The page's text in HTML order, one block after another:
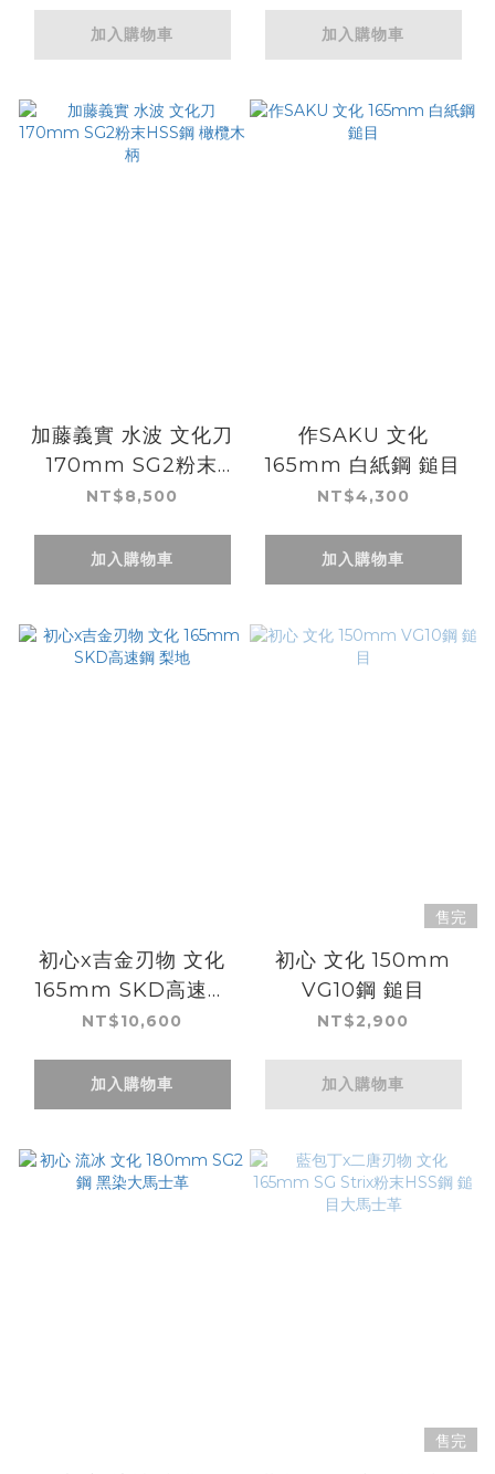
加入購物車 加入購物車
加藤義實 水波 文化刀
170mm SG2粉末
HSS鋼 橄欖木柄
NT$8,500
加入購物車
作SAKU 文化
165mm 白紙鋼 鎚目
NT$4,300
加入購物車
初心x吉金刃物 文化
165mm SKD高速鋼
梨地
NT$10,600
加入購物車
售完
初心 文化 150mm
VG10鋼 鎚目
NT$2,900
加入購物車
售完